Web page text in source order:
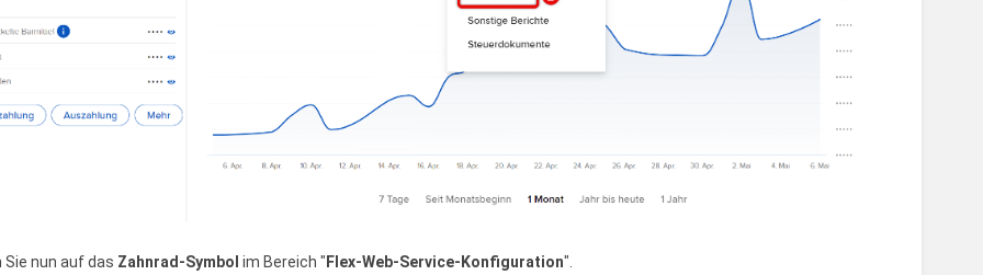
Sie nun auf das Zahnrad-Symbol im Bereich " Flex-Web-Service-Konfiguration".